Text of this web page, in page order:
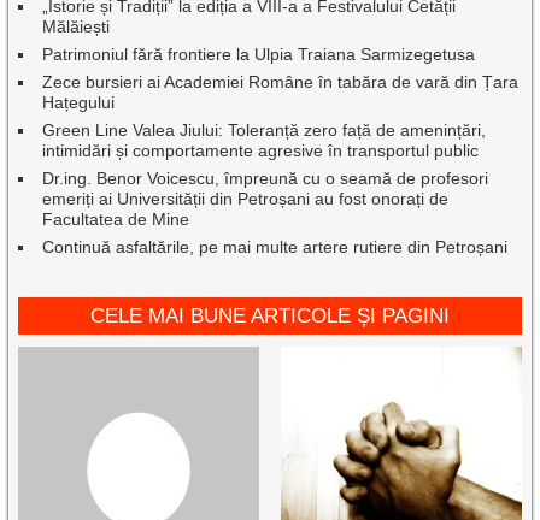
„Istorie și Tradiții” la ediția a VIII-a a Festivalului Cetății
Mălăiești
Patrimoniul fără frontiere la Ulpia Traiana Sarmizegetusa
Zece bursieri ai Academiei Române în tabăra de vară din Țara
Hațegului
Green Line Valea Jiului: Toleranță zero față de amenințări,
intimidări și comportamente agresive în transportul public
Dr.ing. Benor Voicescu, împreună cu o seamă de profesori
emeriți ai Universității din Petroșani au fost onorați de
Facultatea de Mine
Continuă asfaltările, pe mai multe artere rutiere din Petroșani
CELE MAI BUNE ARTICOLE ȘI PAGINI